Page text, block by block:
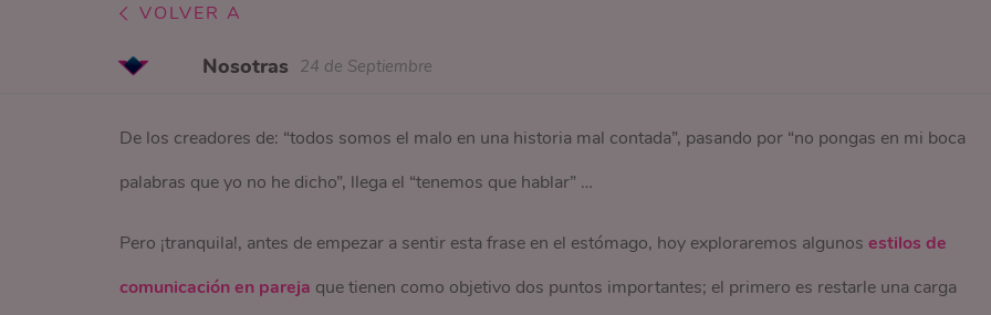
VOLVER A
Nosotras 24 de Septiembre
De los creadores de: “todos somos el malo en una historia mal contada”, pasando por “no pongas en mi boca
palabras que yo no he dicho”, llega el “tenemos que hablar” …
Pero ¡tranquila!, antes de empezar a sentir esta frase en el estómago, hoy exploraremos algunos estilos de
comunicación en pareja que tienen como objetivo dos puntos importantes; el primero es restarle una carga